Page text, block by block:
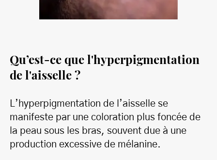
Qu’est-ce que l'hyperpigmentation
de l'aisselle ?
L’hyperpigmentation de l’aisselle se
manifeste par une coloration plus foncée de
la peau sous les bras, souvent due à une
production excessive de mélanine.